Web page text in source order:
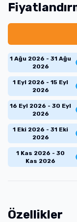
1 Ağu 2026 - 31 Ağu
2026
1 Eyl 2026 - 15 Eyl
2026
16 Eyl 2026 - 30 Eyl
2026
1 Eki 2026 - 31 Eki
2026
1 Kas 2026 - 30
Kas 2026
Özellikler